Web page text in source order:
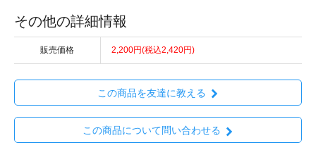
その他の詳細情報
販売価格 2,200円(税込2,420円)
この商品を友達に教える
この商品について問い合わせる